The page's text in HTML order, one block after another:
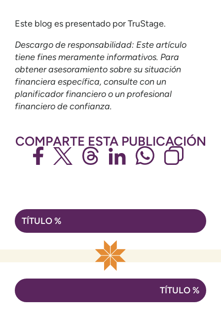
Este blog es presentado por TruStage.
Descargo de responsabilidad: Este artículo
tiene fines meramente informativos. Para
obtener asesoramiento sobre su situación
financiera específica, consulte con un
planificador financiero o un profesional
financiero de confianza.
COMPARTE ESTA PUBLICACIÓN
Navegación
de
TÍTULO %
TÍTULO %